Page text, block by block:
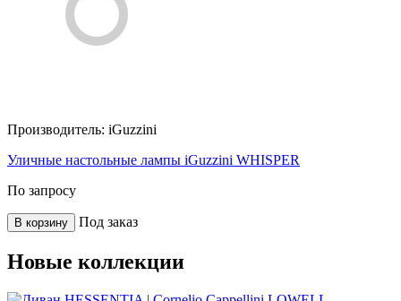
Производитель: iGuzzini
Уличные настольные лампы iGuzzini WHISPER
По запросу
В корзину Под заказ
Новые коллекции